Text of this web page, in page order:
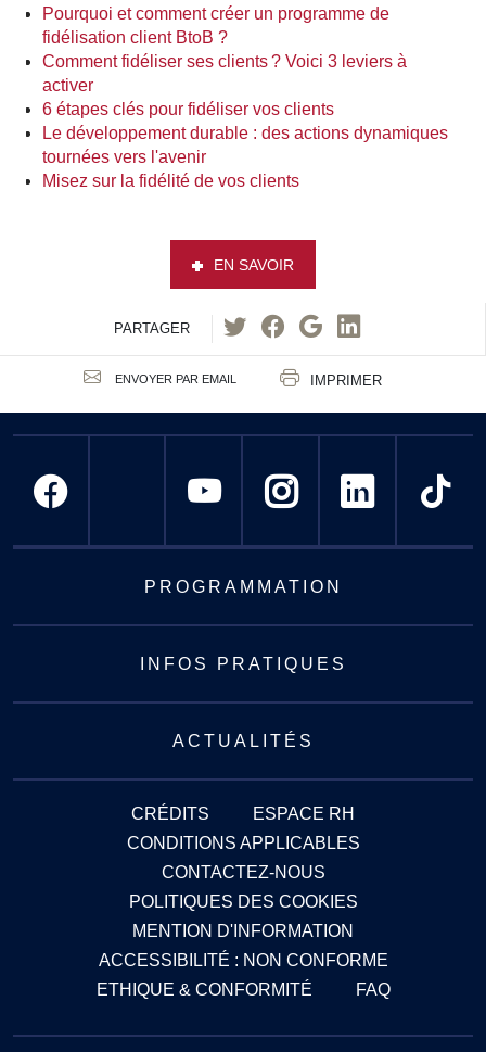
Pourquoi et comment créer un programme de
fidélisation client BtoB ?
Comment fidéliser ses clients ? Voici 3 leviers à
activer
6 étapes clés pour fidéliser vos clients
Le développement durable : des actions dynamiques
tournées vers l'avenir
Misez sur la fidélité de vos clients
EN SAVOIR
PARTAGER
ENVOYER PAR EMAIL IMPRIMER
PROGRAMMATION
INFOS PRATIQUES
ACTUALITÉS
CRÉDITS
ESPACE RH
CONDITIONS APPLICABLES
CONTACTEZ-NOUS
POLITIQUES DES COOKIES
MENTION D'INFORMATION
ACCESSIBILITÉ : NON CONFORME
ETHIQUE & CONFORMITÉ
FAQ